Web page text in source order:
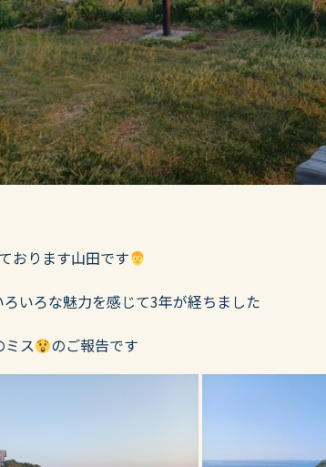
おります山田です
いろな魅力を感じて3年が経ちました
ミス
のご報告です